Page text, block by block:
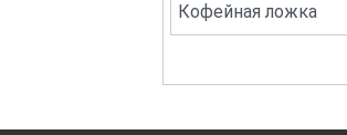
Кофейная ложка